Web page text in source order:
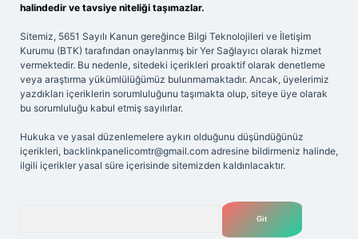
halindedir ve tavsiye niteliği taşımazlar.
Sitemiz, 5651 Sayılı Kanun gereğince Bilgi Teknolojileri ve İletişim
Kurumu (BTK) tarafından onaylanmış bir Yer Sağlayıcı olarak hizmet
vermektedir. Bu nedenle, sitedeki içerikleri proaktif olarak denetleme
veya araştırma yükümlülüğümüz bulunmamaktadır. Ancak, üyelerimiz
yazdıkları içeriklerin sorumluluğunu taşımakta olup, siteye üye olarak
bu sorumluluğu kabul etmiş sayılırlar.
Hukuka ve yasal düzenlemelere aykırı olduğunu düşündüğünüz
içerikleri, backlinkpanelicomtr@gmail.com adresine bildirmeniz halinde,
ilgili içerikler yasal süre içerisinde sitemizden kaldırılacaktır.